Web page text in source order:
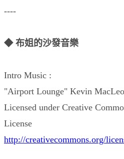
----
◆ 布姐的沙發音樂
Intro Music :
"Airport Lounge" Kevin
Licensed under Creative
License
http://creativecommons.org/